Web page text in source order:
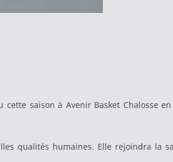
saison à Avenir Basket Chalosse
qualités humaines. Elle rejoindra la